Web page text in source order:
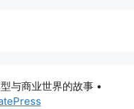
与商业世界的故事 •